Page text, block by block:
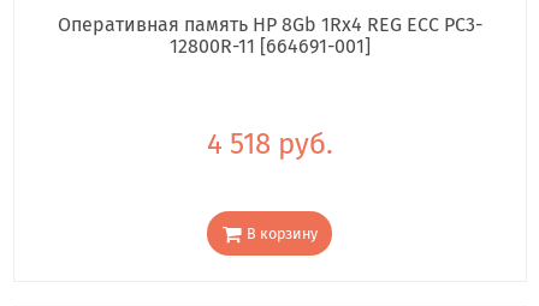
Оперативная память HP 8Gb 1Rx4 REG ECC PC3-
12800R-11 [664691-001]
4 518 руб.
В корзину